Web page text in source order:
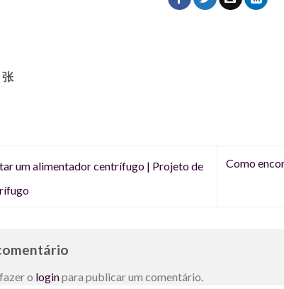
张
um alimentador centrífugo | Projeto de
Como
o loginpara publicar um comentário.